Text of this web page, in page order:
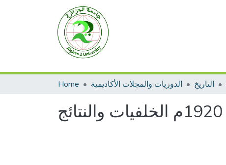
Home الدوريات والمجلات الأكاديمية التاريخ